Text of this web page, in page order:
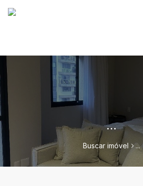
...
Buscar imóvel ...